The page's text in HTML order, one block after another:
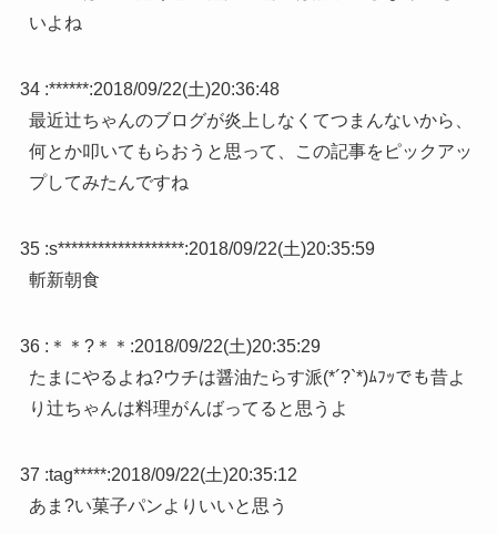
いよね
34 :******:2018/09/22(土)20:36:48
最近辻ちゃんのブログが炎上しなくてつまんないから、
何とか叩いてもらおうと思って、この記事をピックアッ
プしてみたんですね
35 :s*******************:2018/09/22(土)20:35:59
斬新朝食
36 : ＊＊?＊＊ :2018/09/22(土)20:35:29
たまにやるよね?ウチは醤油たらす派(*´?`*)ﾑﾌｯでも昔よ
り辻ちゃんは料理がんばってると思うよ
37 :tag*****:2018/09/22(土)20:35:12
あま?い菓子パンよりいいと思う